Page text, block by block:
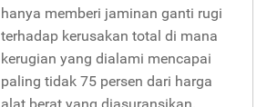
hanya memberi jaminan ganti rugi
terhadap kerusakan total di mana
kerugian yang dialami mencapai
paling tidak 75 persen dari harga